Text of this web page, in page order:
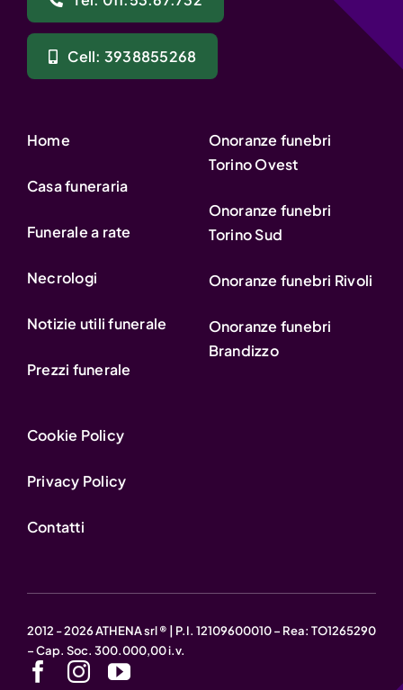
Cell: 3938855268
Home
Casa funeraria
Funerale a rate
Necrologi
Notizie utili funerale
Prezzi funerale
Onoranze funebri
Torino Ovest
Onoranze funebri
Torino Sud
Onoranze funebri Rivoli
Onoranze funebri
Brandizzo
Cookie Policy
Privacy Policy
Contatti
2012 - 2026 ATHENA srl ® | P.I. 12109600010 – Rea: TO1265290
– Cap. Soc. 300.000,00 i.v.